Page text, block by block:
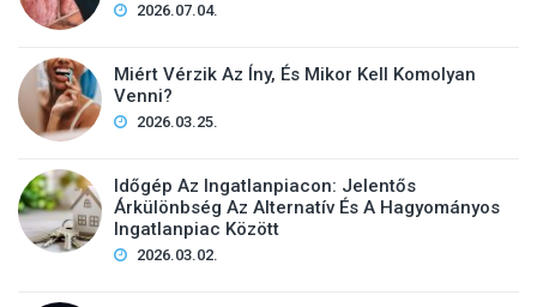
2026.07.04.
Miért Vérzik Az Íny, És Mikor Kell Komolyan
Venni?
2026.03.25.
Időgép Az Ingatlanpiacon: Jelentős
Árkülönbség Az Alternatív És A Hagyományos
Ingatlanpiac Között
2026.03.02.